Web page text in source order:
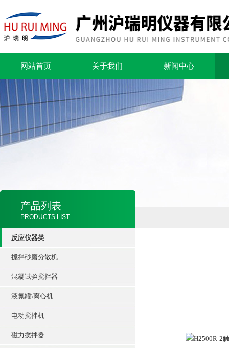
网站首页 关于我们 新闻中心
产品列表
PRODUCTS LIST
反应仪器类
搅拌砂磨分散机
混凝试验搅拌器
液氮罐\离心机
电动搅拌机
磁力搅拌器